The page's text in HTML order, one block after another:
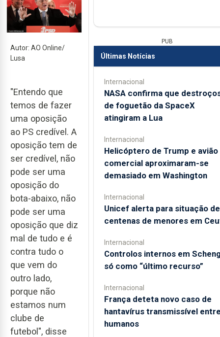
Autor: AO Online/
Lusa
"Entendo que
temos de fazer
uma oposição
ao PS credível. A
oposição tem de
ser credível, não
pode ser uma
oposição do
bota-abaixo, não
pode ser uma
oposição que diz
mal de tudo e é
contra tudo o
que vem do
outro lado,
porque não
estamos num
clube de
futebol", disse
PUB
Últimas Notícias
Internacional
NASA confirma que
de foguetão da SpaceX
atingiram a Lua
Internacional
Helicóptero de Trump e avião
comercial aproximaram-se
demasiado em Washington
Internacional
Unicef alerta para situação de
centenas de menores em
Internacional
Controlos internos em
só como “último recurso”
Internacional
França deteta novo caso de
hantavírus transmissível
humanos